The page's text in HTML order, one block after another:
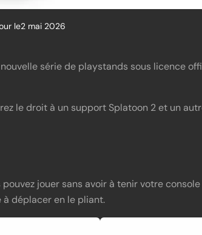
le2 mai 2026
série de playstands sous licence
le droit à un support Splatoon 2 et un
jouer sans avoir à tenir votre
déplacer en le pliant.